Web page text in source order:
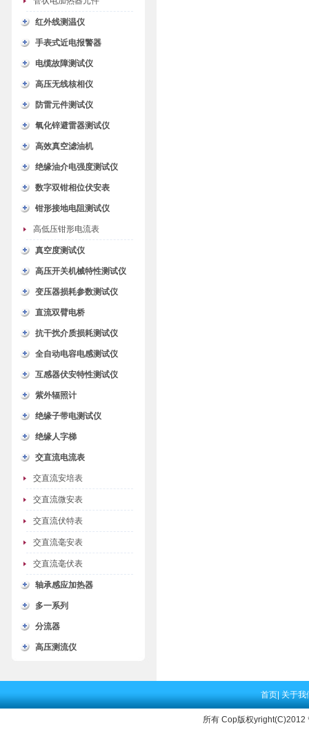
红外线测温仪
手表式近电报警器
电缆故障测试仪
高压无线核相仪
防雷元件测试仪
氧化锌避雷器测试仪
高效真空滤油机
绝缘油介电强度测试仪
数字双钳相位伏安表
钳形接地电阻测试仪
高低压钳形电流表
真空度测试仪
高压开关机械特性测试仪
变压器损耗参数测试仪
直流双臂电桥
抗干扰介质损耗测试仪
全自动电容电感测试仪
互感器伏安特性测试仪
紫外辐照计
绝缘子带电测试仪
绝缘人字梯
交直流电流表
交直流安培表
交直流微安表
交直流伏特表
交直流毫安表
交直流毫伏表
轴承感应加热器
多一系列
分流器
高压测流仪
首页 关于
所有 Cop版权yright(C)2012